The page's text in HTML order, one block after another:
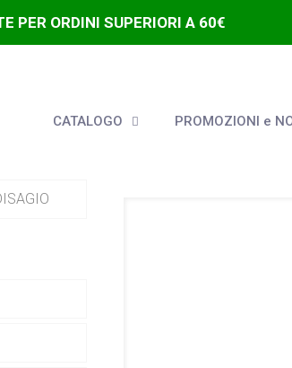
PER ORDINI SUPERIORI A 60€
CATALOGO PROMOZIONI e